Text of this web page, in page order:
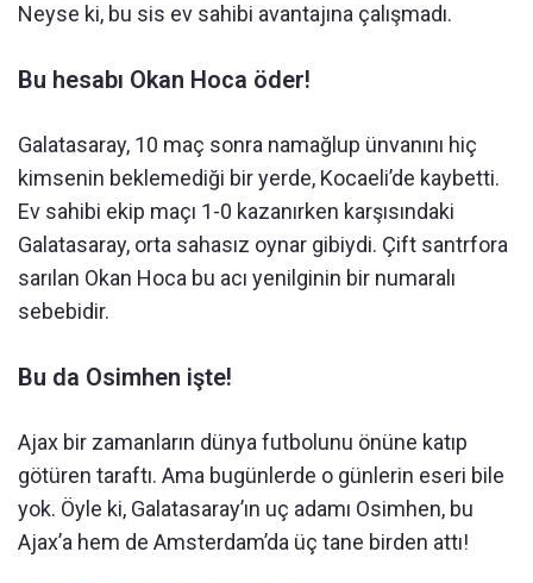
Neyse ki, bu sis ev sahibi avantajına çalışmadı.
Bu hesabı Okan Hoca öder!
Galatasaray, 10 maç sonra namağlup ünvanını hiç
kimsenin beklemediği bir yerde, Kocaeli’de kaybetti.
Ev sahibi ekip maçı 1-0 kazanırken karşısındaki
Galatasaray, orta sahasız oynar gibiydi. Çift santrfora
sarılan Okan Hoca bu acı yenilginin bir numaralı
sebebidir.
Bu da Osimhen işte!
Ajax bir zamanların dünya futbolunu önüne katıp
götüren taraftı. Ama bugünlerde o günlerin eseri bile
yok. Öyle ki, Galatasaray’ın uç adamı Osimhen, bu
Ajax’a hem de Amsterdam’da üç tane birden attı!